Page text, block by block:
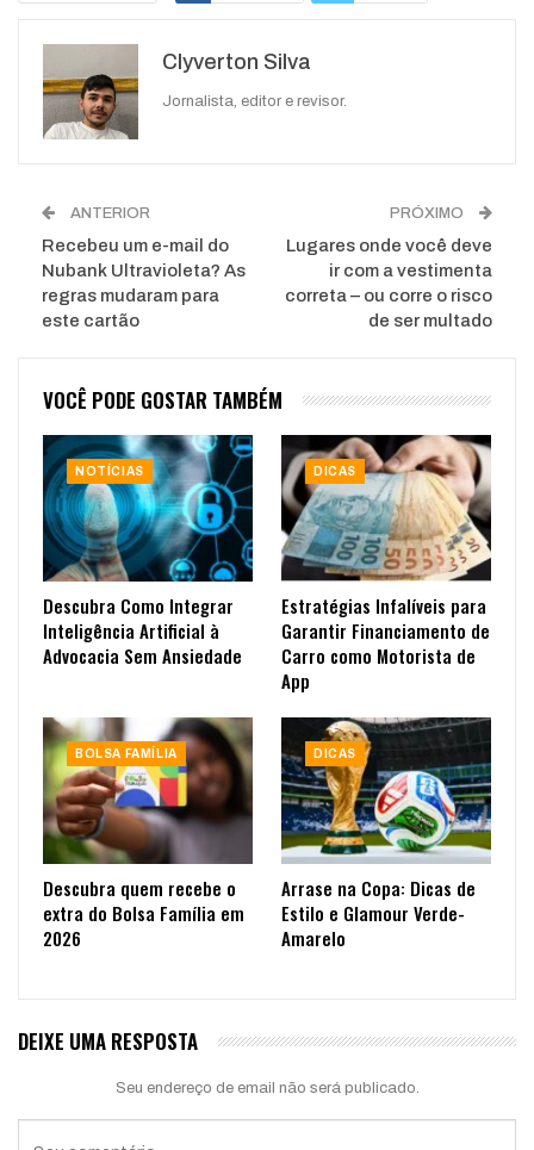
WhatsApp
Clyverton Silva
Jornalista, editor e revisor.
ANTERIOR
Recebeu um e-mail do
Nubank Ultravioleta? As
regras mudaram para
este cartão
PRÓXIMO
Lugares onde você deve
ir com a vestimenta
correta – ou corre o risco
de ser multado
VOCÊ PODE GOSTAR TAMBÉM
NOTÍCIAS
Descubra Como Integrar
Inteligência Artificial à
Advocacia Sem Ansiedade
DICAS
Estratégias Infalíveis para
Garantir Financiamento de
Carro como Motorista de
App
BOLSA FAMÍLIA
Descubra quem recebe o
extra do Bolsa Família em
2026
DICAS
Arrase na Copa: Dicas de
Estilo e Glamour Verde-
Amarelo
DEIXE UMA RESPOSTA
Seu endereço de email não será publicado.